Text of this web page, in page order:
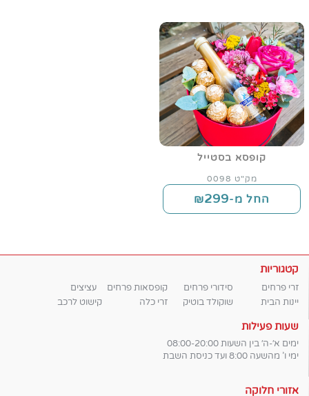
קופסא בסטייל
מק"ט 0098
החל מ-₪299
קטגוריות
זרי פרחים סידורי פרחים קופסאות פרחים
עציצים
יינות הבית
שוקולד בוטיק זרי כלה קישוט לרכב
שעות פעילות
ימים א׳-ה׳ בין השעות 08:00-20:00
ימי ו' מהשעה 8:00 ועד כניסת השבת
אזורי חלוקה